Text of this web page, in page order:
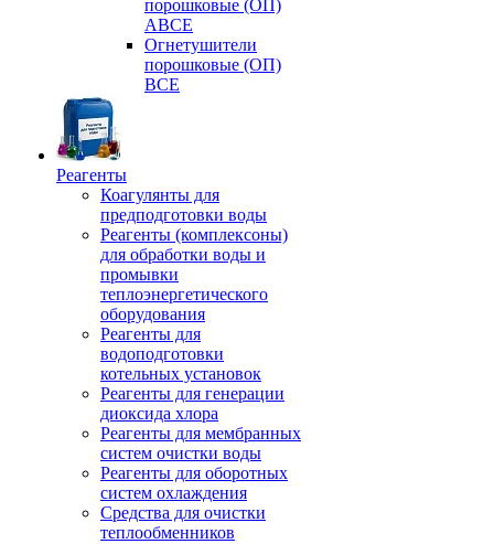
порошковые (ОП)
АВСЕ
Огнетушители
порошковые (ОП)
ВСЕ
Реагенты
Коагулянты для
предподготовки воды
Реагенты (комплексоны)
для обработки воды и
промывки
теплоэнергетического
оборудования
Реагенты для
водоподготовки
котельных установок
Реагенты для генерации
диоксида хлора
Реагенты для мембранных
систем очистки воды
Реагенты для оборотных
систем охлаждения
Средства для очистки
теплообменников